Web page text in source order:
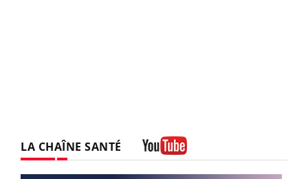
LA CHAÎNE SANTÉ